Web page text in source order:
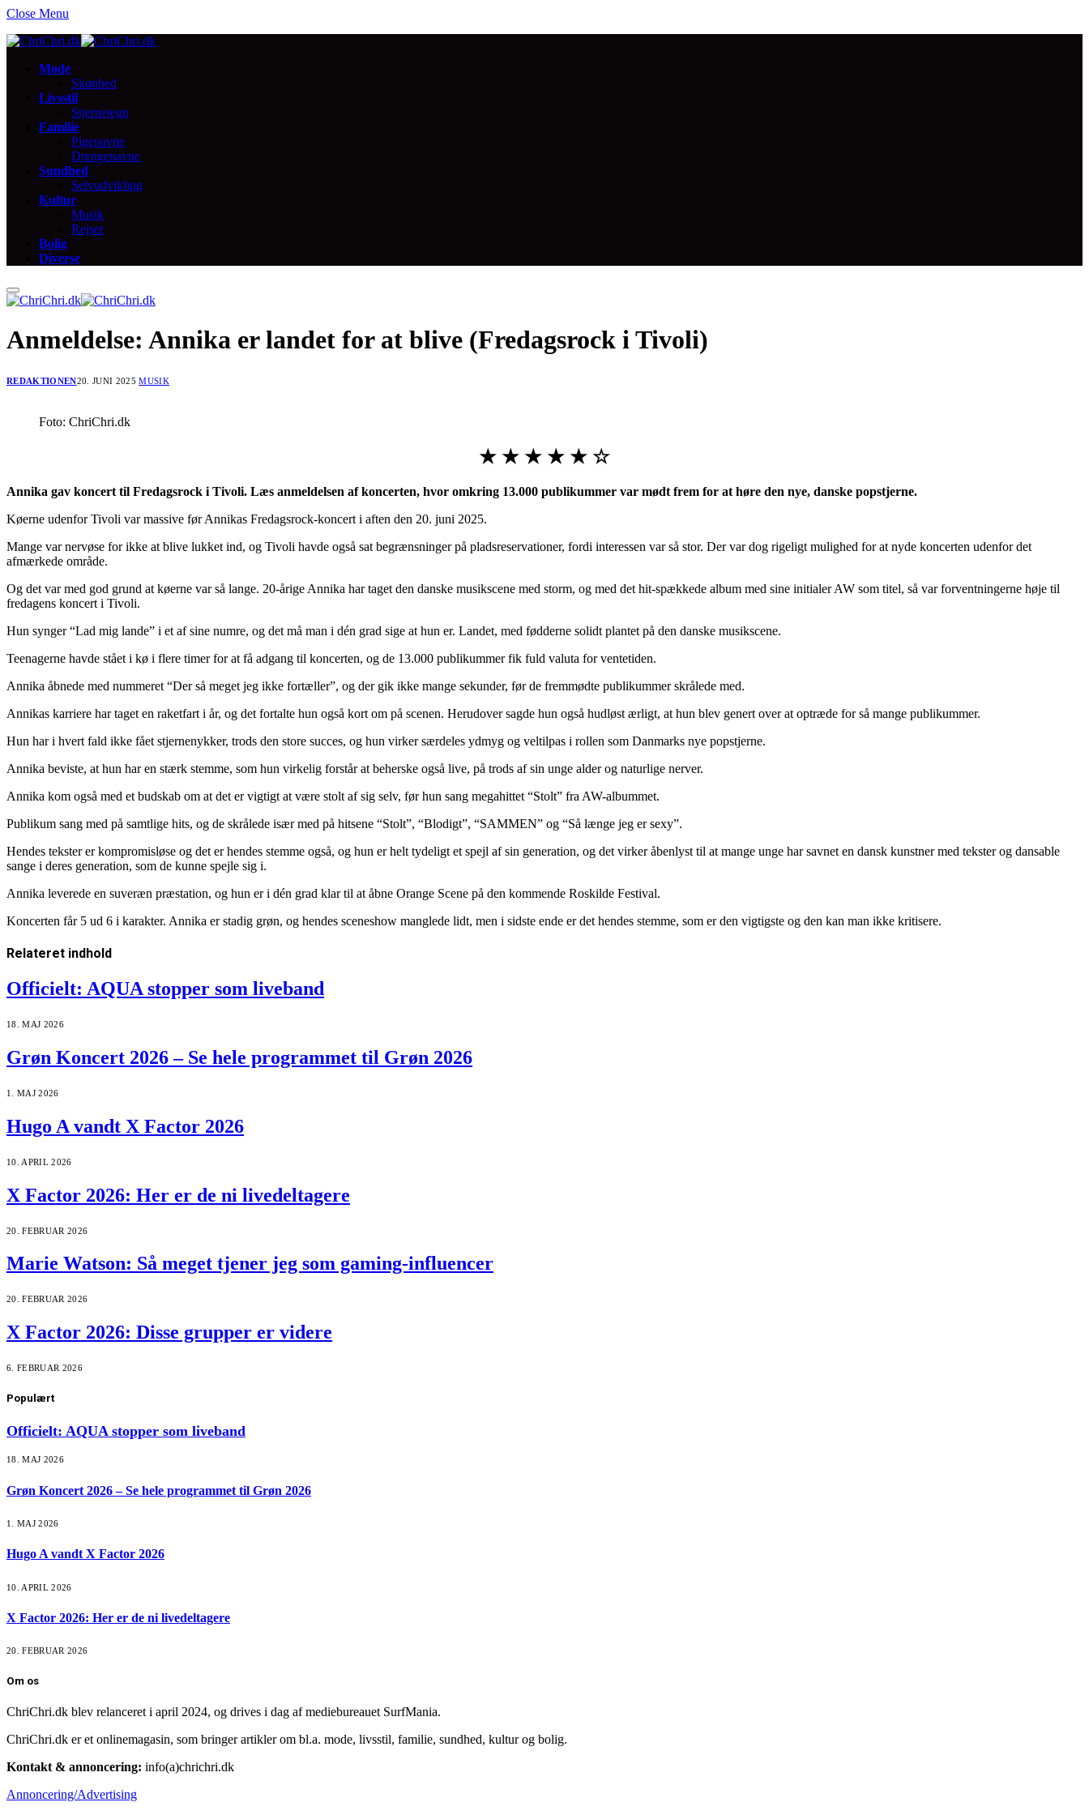
Close Menu
Mode
Skønhed
Livsstil
Stjernetegn
Familie
Pigenavne
Drengenavne
Sundhed
Selvudvikling
Kultur
Musik
Rejser
Bolig
Diverse
Anmeldelse: Annika er landet for at blive (Fredagsrock i Tivoli)
REDAKTIONEN20. JUNI 2025 MUSIK
Foto: ChriChri.dk
★ ★ ★ ★ ★ ☆
Annika gav koncert til Fredagsrock i Tivoli. Læs anmeldelsen af koncerten, hvor omkring 13.000 publikummer var mødt frem for at høre den nye, danske popstjerne.
Køerne udenfor Tivoli var massive før Annikas Fredagsrock-koncert i aften den 20. juni 2025.
Mange var nervøse for ikke at blive lukket ind, og Tivoli havde også sat begrænsninger på pladsreservationer, fordi interessen var så stor. Der var dog rigeligt mulighed for at nyde koncerten udenfor det
afmærkede område.
Og det var med god grund at køerne var så lange. 20-årige Annika har taget den danske musikscene med storm, og med det hit-spækkede album med sine initialer AW som titel, så var forventningerne høje til
fredagens koncert i Tivoli.
Hun synger “Lad mig lande” i et af sine numre, og det må man i dén grad sige at hun er. Landet, med fødderne solidt plantet på den danske musikscene.
Teenagerne havde stået i kø i flere timer for at få adgang til koncerten, og de 13.000 publikummer fik fuld valuta for ventetiden.
Annika åbnede med nummeret “Der så meget jeg ikke fortæller”, og der gik ikke mange sekunder, før de fremmødte publikummer skrålede med.
Annikas karriere har taget en raketfart i år, og det fortalte hun også kort om på scenen. Herudover sagde hun også hudløst ærligt, at hun blev genert over at optræde for så mange publikummer.
Hun har i hvert fald ikke fået stjernenykker, trods den store succes, og hun virker særdeles ydmyg og veltilpas i rollen som Danmarks nye popstjerne.
Annika beviste, at hun har en stærk stemme, som hun virkelig forstår at beherske også live, på trods af sin unge alder og naturlige nerver.
Annika kom også med et budskab om at det er vigtigt at være stolt af sig selv, før hun sang megahittet “Stolt” fra AW-albummet.
Publikum sang med på samtlige hits, og de skrålede især med på hitsene “Stolt”, “Blodigt”, “SAMMEN” og “Så længe jeg er sexy”.
Hendes tekster er kompromisløse og det er hendes stemme også, og hun er helt tydeligt et spejl af sin generation, og det virker åbenlyst til at mange unge har savnet en dansk kunstner med tekster og dansable
sange i deres generation, som de kunne spejle sig i.
Annika leverede en suveræn præstation, og hun er i dén grad klar til at åbne Orange Scene på den kommende Roskilde Festival.
Koncerten får 5 ud 6 i karakter. Annika er stadig grøn, og hendes sceneshow manglede lidt, men i sidste ende er det hendes stemme, som er den vigtigste og den kan man ikke kritisere.
Relateret indhold
Officielt: AQUA stopper som liveband
18. MAJ 2026
Grøn Koncert 2026 – Se hele programmet til Grøn 2026
1. MAJ 2026
Hugo A vandt X Factor 2026
10. APRIL 2026
X Factor 2026: Her er de ni livedeltagere
20. FEBRUAR 2026
Marie Watson: Så meget tjener jeg som gaming-influencer
20. FEBRUAR 2026
X Factor 2026: Disse grupper er videre
6. FEBRUAR 2026
Populært
Officielt: AQUA stopper som liveband
18. MAJ 2026
Grøn Koncert 2026 – Se hele programmet til Grøn 2026
1. MAJ 2026
Hugo A vandt X Factor 2026
10. APRIL 2026
X Factor 2026: Her er de ni livedeltagere
20. FEBRUAR 2026
Om os
ChriChri.dk blev relanceret i april 2024, og drives i dag af mediebureauet SurfMania.
ChriChri.dk er et onlinemagasin, som bringer artikler om bl.a. mode, livsstil, familie, sundhed, kultur og bolig.
Kontakt & annoncering: info(a)chrichri.dk
Annoncering/Advertising